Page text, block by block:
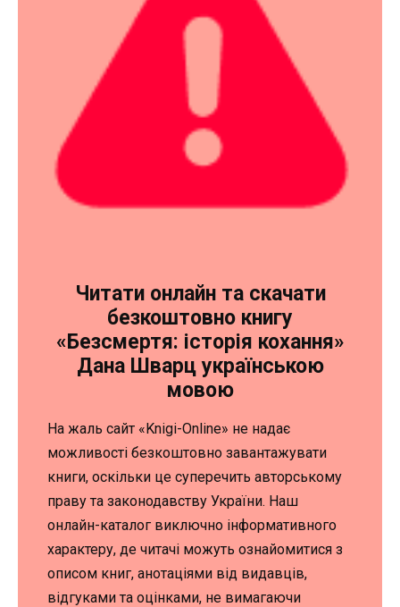
Читати онлайн та скачати
безкоштовно книгу
«Безсмертя: історія кохання»
Дана Шварц українською
мовою
На жаль сайт «Knigi-Online» не надає
можливості безкоштовно завантажувати
книги, оскільки це суперечить авторському
праву та законодавству України. Наш
онлайн-каталог виключно інформативного
характеру, де читачі можуть ознайомитися з
описом книг, анотаціями від видавців,
відгуками та оцінками, не вимагаючи